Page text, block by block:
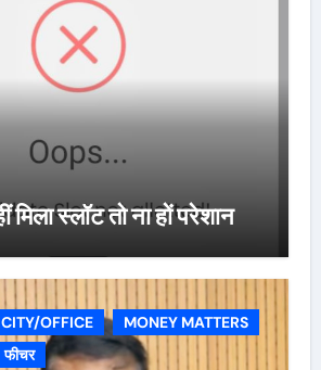
स्लॉट तो ना हों परेशान
CITY/OFFICE
MONEY MATTERS
फीचर